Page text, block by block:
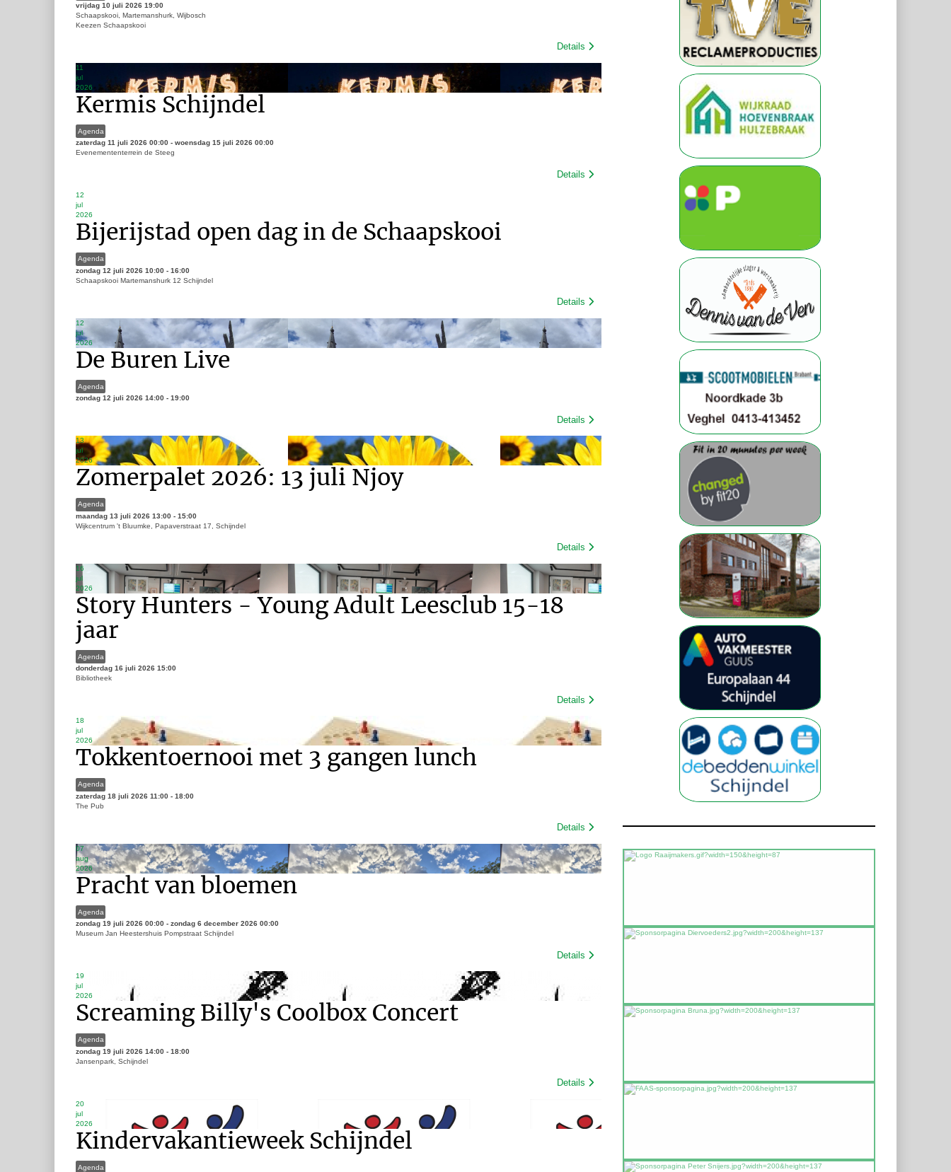
vrijdag 10 juli 2026 19:00
Schaapskooi, Martemanshurk, Wijbosch
Keezen Schaapskooi
Details
11
jul
2026
Kermis Schijndel
Agenda
zaterdag 11 juli 2026 00:00 - woensdag 15 juli 2026 00:00
Evenemententerrein de Steeg
Details
12
jul
2026
Bijerijstad open dag in de Schaapskooi
Agenda
zondag 12 juli 2026 10:00 - 16:00
Schaapskooi Martemanshurk 12 Schijndel
Details
12
jul
2026
De Buren Live
Agenda
zondag 12 juli 2026 14:00 - 19:00
Details
13
jul
2026
Zomerpalet 2026: 13 juli Njoy
Agenda
maandag 13 juli 2026 13:00 - 15:00
Wijkcentrum 't Bluumke, Papaverstraat 17, Schijndel
Details
16
jul
2026
Story Hunters - Young Adult Leesclub 15-18
jaar
Agenda
donderdag 16 juli 2026 15:00
Bibliotheek
Details
18
jul
2026
Tokkentoernooi met 3 gangen lunch
Agenda
zaterdag 18 juli 2026 11:00 - 18:00
The Pub
Details
07
aug
2026
Pracht van bloemen
Agenda
zondag 19 juli 2026 00:00 - zondag 6 december 2026 00:00
Museum Jan Heestershuis Pompstraat Schijndel
Details
19
jul
2026
Screaming Billy's Coolbox Concert
Agenda
zondag 19 juli 2026 14:00 - 18:00
Jansenpark, Schijndel
Details
20
jul
2026
Kindervakantieweek Schijndel
Agenda